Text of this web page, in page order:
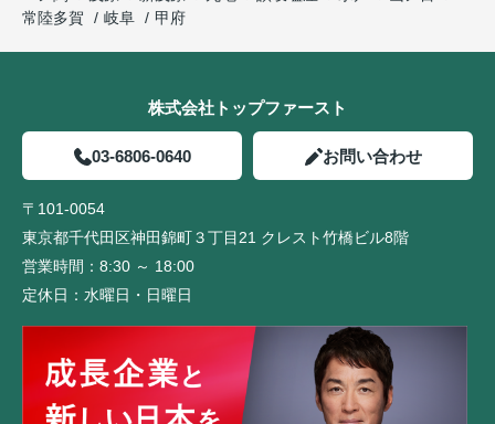
常陸多賀
岐阜 甲府
株式会社トップファースト
03-6806-0640 お問い合わせ
〒101-0054
東京都千代田区神田錦町３丁目21 クレスト竹橋ビル8階
営業時間： 8:30 ～ 18:00
定休日： 水曜日・日曜日